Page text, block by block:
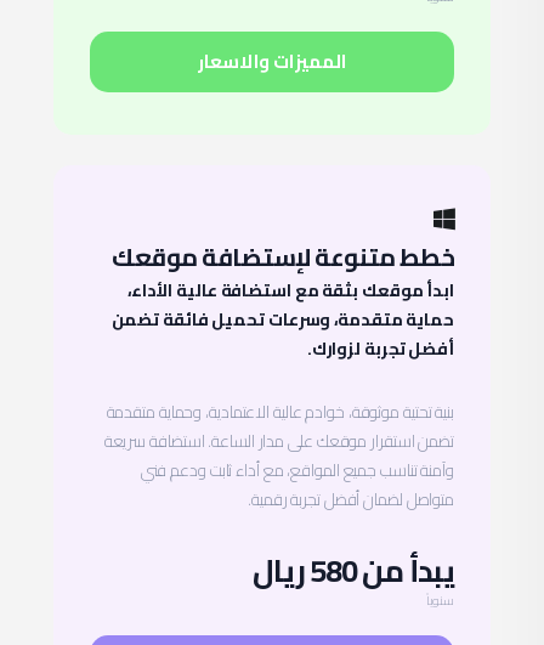
المميزات والاسعار
خطط متنوعة لإستضافة موقعك
ابدأ موقعك بثقة مع استضافة عالية الأداء،
حماية متقدمة، وسرعات تحميل فائقة تضمن
أفضل تجربة لزوارك.
بنية تحتية موثوقة، خوادم عالية الاعتمادية، وحماية متقدمة
تضمن استقرار موقعك على مدار الساعة. استضافة سريعة
وآمنة تناسب جميع المواقع، مع أداء ثابت ودعم فني
متواصل لضمان أفضل تجربة رقمية.
يبدأ من 580 ريال
سنوياً